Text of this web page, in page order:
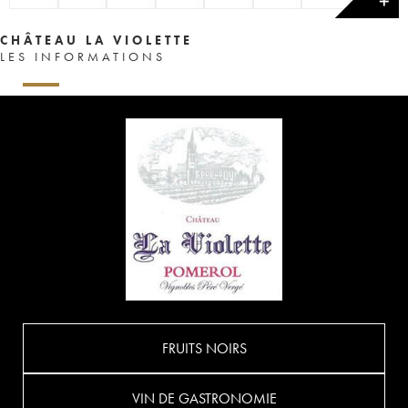
CHÂTEAU LA VIOLETTE
LES INFORMATIONS
FRUITS NOIRS
VIN DE GASTRONOMIE